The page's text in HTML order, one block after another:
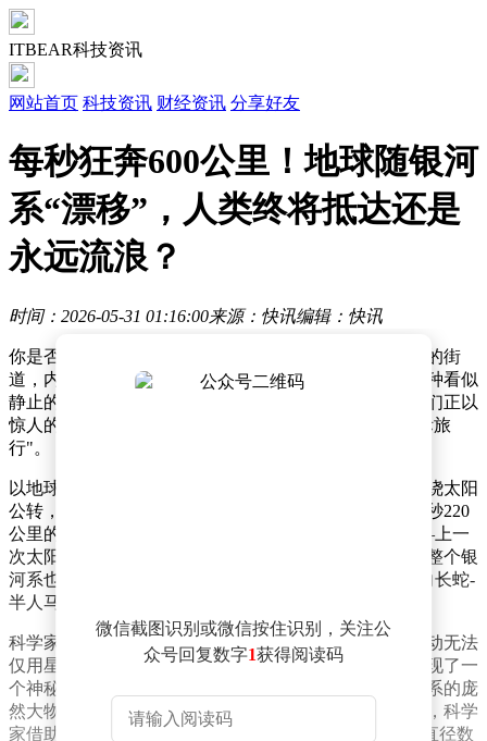
ITBEAR科技资讯
网站首页 科技资讯 财经资讯 分享好友
每秒狂奔600公里！地球随银河
系“漂移”，人类终将抵达还是
永远流浪？
时间：2026-05-31 01:16:00来源：快讯编辑：快讯
你是否曾在某个静谧的午后，坐在窗边凝视着车水马龙的街
道，内心涌起一种与大地融为一体的安稳感？然而，这种看似
静止的状态，或许只是我们认知中的错觉。事实上，我们正以
惊人的速度在宇宙中穿梭，参与着一场规模宏大的"星际旅
行"。
以地球为起点，我们的家园不仅以每秒约30公里的速度绕太阳
公转，还以每小时10万公里的速度自转。太阳系则以每秒220
公里的速度在银河系中穿行，完成一圈需要2亿多年——上一
次太阳系处于当前位置时，地球上才刚刚出现恐龙。而整个银
河系也并非静止不动，它正以每秒超过600公里的速度向长蛇-
半人马座方向移动。
科学家通过分析宇宙微波背景辐射发现，这种大规模运动无法
仅用星系间引力解释。1986年，天文学家在南天区域发现了一
个神秘引力源——巨引源。这个质量相当于数万个银河系的庞
然大物，核心是矩尺座星系团。由于被银河系盘面遮挡，科学
家借助X射线和射电望远镜才揭开其真面目：它是一片直径数
微信截图识别或微信按住识别，关注公
众号回复数字1获得阅读码